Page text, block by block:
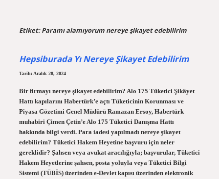
Etiket:Paramı alamıyorum nereye şikayet edebilirim
Hepsiburada Yı Nereye Şikayet Edebilirim
Tarih: Aralık 28, 2024
Bir firmayı nereye şikayet edebilirim? Alo 175 Tüketici Şikâyet
Hattı kapılarını Habertürk’e açtı Tüketicinin Korunması ve
Piyasa Gözetimi Genel Müdürü Ramazan Ersoy, Habertürk
muhabiri Çimen Çetin’e Alo 175 Tüketici Danışma Hattı
hakkında bilgi verdi. Para iadesi yapılmadı nereye şikayet
edebilirim? Tüketici Hakem Heyetine başvuru için neler
gereklidir? Şahsen veya avukat aracılığıyla; başvurular, Tüketici
Hakem Heyetlerine şahsen, posta yoluyla veya Tüketici Bilgi
Sistemi (TÜBİS) üzerinden e-Devlet kapısı üzerinden elektronik